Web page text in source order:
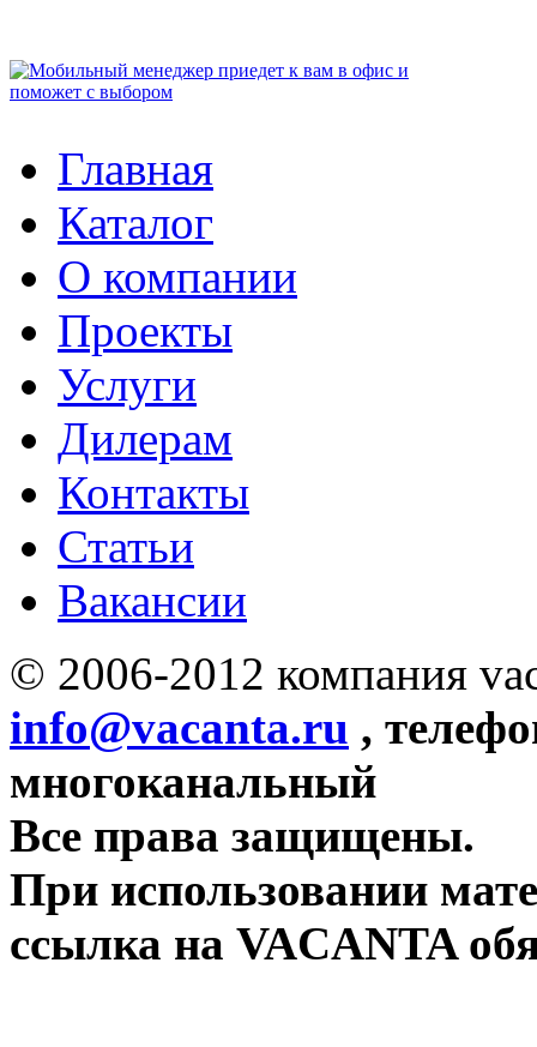
Главная
Каталог
О компании
Проекты
Услуги
Дилерам
Контакты
Статьи
Вакансии
© 2006-2012 компания
info@vacanta.ru ,
многоканальный
Все права защищены.
При использовании
ссылка на VACANTA